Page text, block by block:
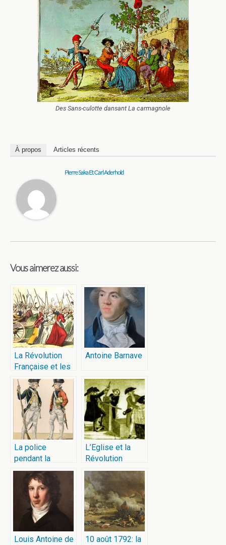
Des Sans-culotte dansant La carmagnole
À propos Articles récents
Pierre Saka Et Carl Aderhold
Vous aimerez aussi:
La Révolution
Française et les
femmes
Antoine Barnave
La police
pendant la
Révolution
L’Eglise et la
Révolution
Louis Antoine de
10 août 1792: la